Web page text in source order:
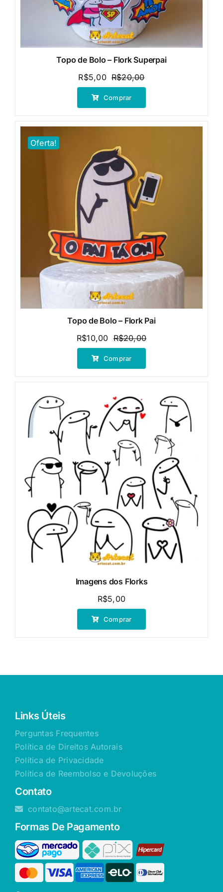
Topo de Bolo – Flork Superpai
R$20,00O
preço
era:
R$5,00
O
preço
é:
Comprar
Oferta!
Topo de Bolo – Flork Pai
R$20,00O
preço
R$10,00
O
preço
Comprar
Imagens dos Florks
R$5,00
Comprar
Links Úteis
Perguntas Frequentes
Política de Direitos Autorais
Política de Privacidade
Política de Reembolso e Devoluções
Contato
contato@artecat.com.br
Formas De Pagamento